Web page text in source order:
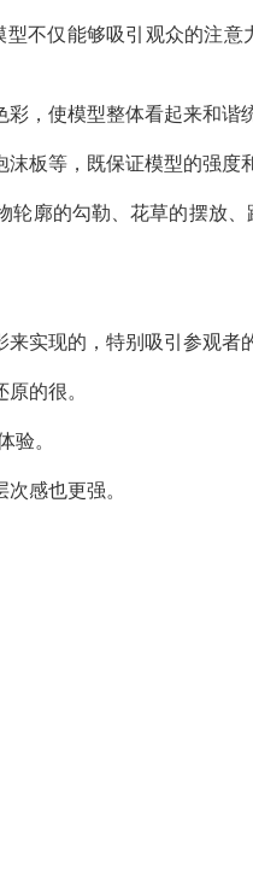
不仅能够吸引观众的注
，使模型整体看起来和谐
板等，既保证模型的强度
廓的勾勒、花草的摆放
实现的，特别吸引参观者
的很。
。
感也更强。